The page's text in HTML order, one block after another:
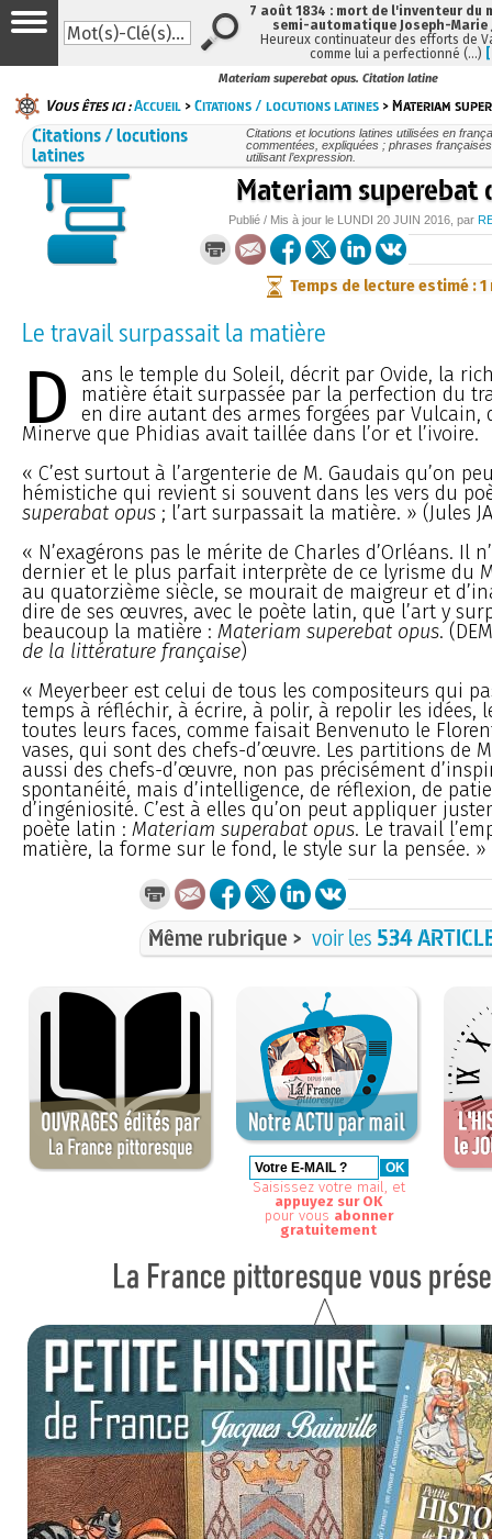
Materiam superebat opus. Citation latine
Vous êtes ici :Accueil >Citations / locutions latines > Materiam
Citations / locutions
latines
Citations et locutions latines utilisées en
commentées, expliquées ; phrases
utilisant l’expression.
Materiam superebat
Publié / Mis à jour le LUNDI 20 JUIN 2016 , par
Temps de lecture estimé : 1
Le travail surpassait la matière
D
ans le temple du Soleil, décrit par Ovide, la
matière était surpassée par la perfection du
en dire autant des armes forgées par Vulcain,
Minerve que Phidias avait taillée dans l’or et l’ivoire.
« C’est surtout à l’argenterie de M. Gaudais qu’on
hémistiche qui revient si souvent dans les vers du
superabat opus ; l’art surpassait la matière. » (Jules
« N’exagérons pas le mérite de Charles d’Orléans. Il
dernier et le plus parfait interprète de ce lyrisme du
au quatorzième siècle, se mourait de maigreur et
dire de ses œuvres, avec le poète latin, que l’art y
beaucoup la matière : Materiam superebat opus.
de la littérature française)
« Meyerbeer est celui de tous les compositeurs qui
temps à réfléchir, à écrire, à polir, à repolir les idées,
toutes leurs faces, comme faisait Benvenuto le
vases, qui sont des chefs-d’œuvre. Les partitions de
aussi des chefs-d’œuvre, non pas précisément
spontanéité, mais d’intelligence, de réflexion, de
d’ingéniosité. C’est à elles qu’on peut appliquer
poète latin : Materiam superabat opus. Le travail
matière, la forme sur le fond, le style sur la pensée. »
Même rubrique > voir les 534
Saisissez votre mail, et
appuyez sur OK
pour vous abonner
gratuitement
7 août 1834 : mort de l'inventeur du
semi-automatique Joseph-Marie
Heureux continuateur des efforts de
comme lui a perfectionné (…)